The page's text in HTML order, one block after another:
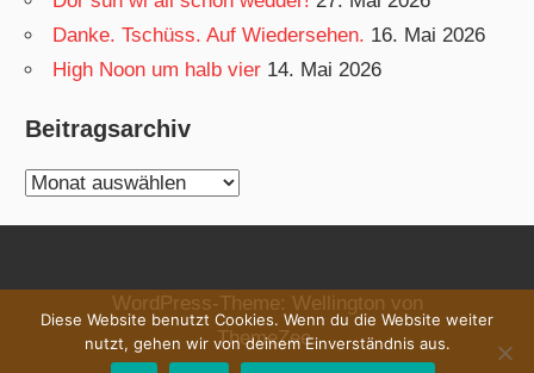
Danke. Tschüss. Auf Wiedersehen. 16. Mai 2026
High Noon um halb vier 14. Mai 2026
Beitragsarchiv
Beitragsarchiv
WordPress-Theme: Wellington von
ThemeZee.
Diese Website benutzt Cookies. Wenn du die Website weiter
nutzt, gehen wir von deinem Einverständnis aus.